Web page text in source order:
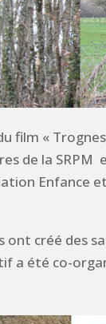
film «
de la
Enfance
ont créé des
a été co-